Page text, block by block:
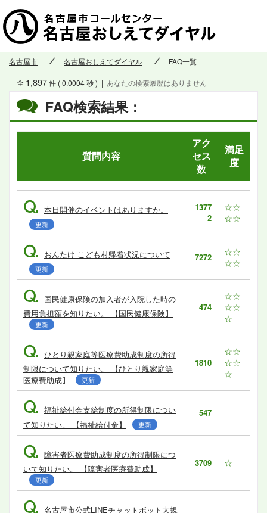
名古屋市 名古屋おしえてダイヤル FAQ一覧
FAQ検索結果：
全 1,897件 ( 0.0004 秒 ) | あなたの検索履歴はありません
質問内容
アク
セス
数
満足
度
Q. 本日開催のイベントはありますか。
更新
1377
2
☆☆
☆☆
Q. おんたけ こども村帰着状況について
更新
7272
☆☆
☆☆
Q. 国民健康保険の加入者が入院した時の
費用負担額を知りたい。 【国民健康保険】
更新
474
☆☆
☆☆
☆
Q. ひとり親家庭等医療費助成制度の所得
制限について知りたい。 【ひとり親家庭等
医療費助成】
更新
1810
☆☆
☆☆
☆
Q. 福祉給付金支給制度の所得制限につい
て知りたい。 【福祉給付金】
更新
547
Q. 障害者医療費助成制度の所得制限につ
いて知りたい。 【障害者医療費助成】
更新
3709 ☆
Q. 名古屋市公式LINEチャットボット大規